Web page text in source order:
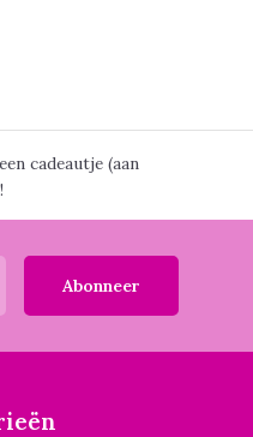
cadeautje (aan
Abonneer